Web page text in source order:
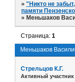
»"Никто не
памяти
» Меньшаков
Меньшаков
Страница:1
Стрельцов К.Г.
Активный участник